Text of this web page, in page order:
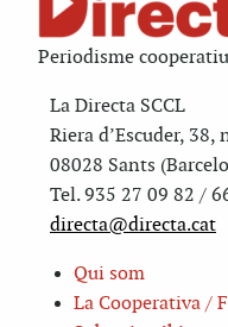
Periodisme
La Directa SCCL
Riera d’Escuder, 38,
08028 Sants
Tel. 935 27 09 82 /
directa@directa.cat
Qui som
La Cooperativa /